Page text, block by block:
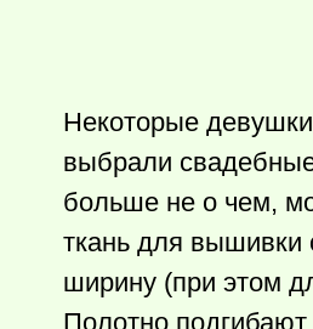
Некоторые девушки
выбрали
больше не о чем,
ткань для вышивки
ширину (при этом
Полотно